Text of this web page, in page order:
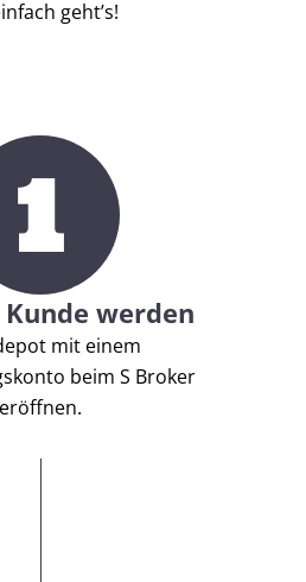
geht’s!
1
werden
mit einem
beim S Broker
eröffnen.